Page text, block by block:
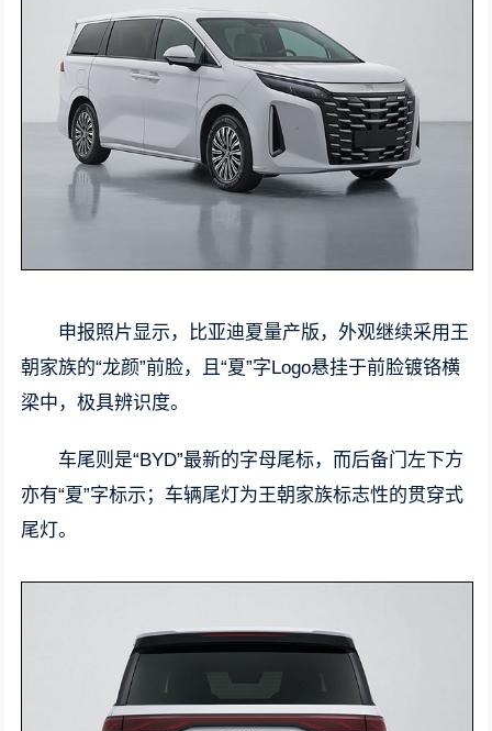
申报照片显示，比亚迪夏量产版，外观继续采用王
朝家族的“龙颜”前脸，且“夏”字Logo悬挂于前脸镀铬横
梁中，极具辨识度。
车尾则是“BYD”最新的字母尾标，而后备门左下方
亦有“夏”字标示；车辆尾灯为王朝家族标志性的贯穿式
尾灯。